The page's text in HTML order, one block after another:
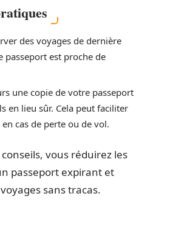
des voyages de dernière
passeport est proche de
une copie de votre passeport
en lieu sûr. Cela peut faciliter
cas de perte ou de vol.
vous réduirez les
passeport expirant et
sans tracas.